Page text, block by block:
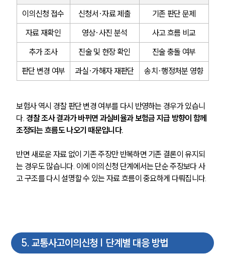
이의신청 접수
신청서·자료 제출
기존 판단 문제
자료 재확인
영상·사진 분석
사고 흐름 비교
추가 조사
진술 및 현장 확인
진술 충돌 여부
판단 변경 여부
과실·가해자 재판단 송치·행정처분 영향
보험사 역시 경찰 판단 변경 여부를 다시 반영하는 경우가 있습니
다. 경찰 조사 결과가 바뀌면 과실비율과 보험금 지급 방향이 함께
조정되는 흐름도 나오기 때문입니다.
반면 새로운 자료 없이 기존 주장만 반복하면 기존 결론이 유지되
는 경우도 많습니다. 이에 이의신청 단계에서는 단순 주장보다 사
고 구조를 다시 설명할 수 있는 자료 흐름이 중요하게 다뤄집니다.
5. 교통사고이의신청 | 단계별 대응 방법